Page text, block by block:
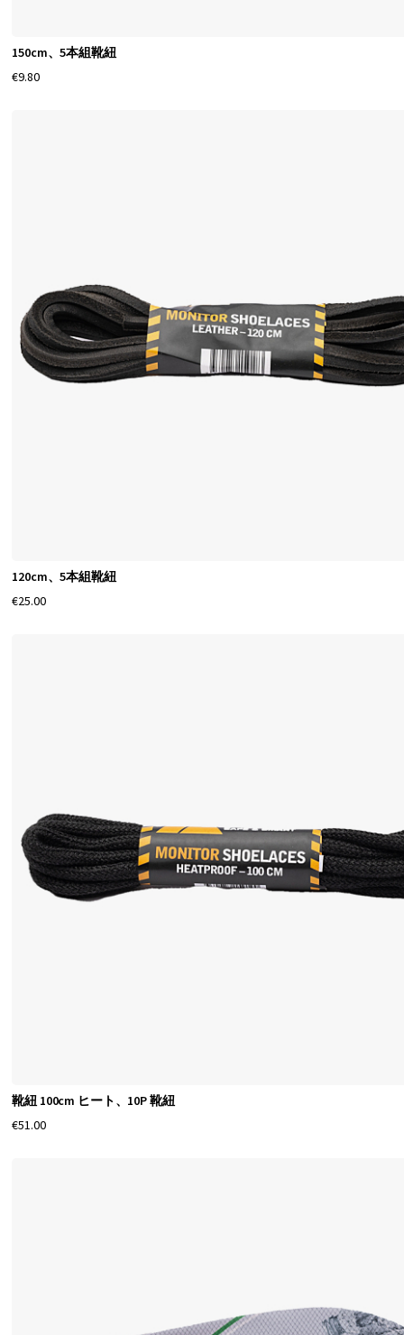
150cm、5本組靴紐
€9.80
120cm、5本組靴紐
€25.00
靴紐 100cm ヒート、10P 靴紐
€51.00